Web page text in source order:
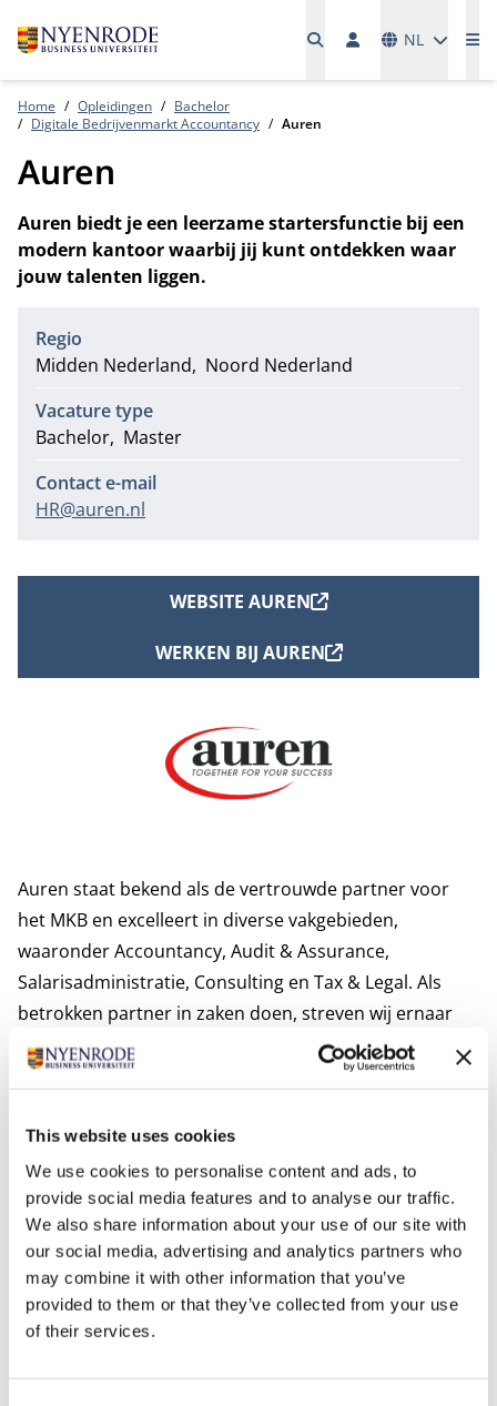
This website uses cookies
We use cookies to personalise content and ads, to
provide social media features and to analyse our traffic.
We also share information about your use of our site with
our social media, advertising and analytics partners who
may combine it with other information that you’ve
provided to them or that they’ve collected from your use
of their services.
NL
Home Opleidingen
Bachelor
Digitale Bedrijvenmarkt Accountancy
Auren
Auren
Auren biedt je een leerzame startersfunctie bij een
modern kantoor waarbij jij kunt ontdekken waar
jouw talenten liggen.
Regio
Midden Nederland
Noord Nederland
Vacature type
Bachelor Master
Contact e-mail
HR@auren.nl
WEBSITE AUREN
WERKEN BIJ AUREN
Auren staat bekend als de vertrouwde partner voor
het MKB en excelleert in diverse vakgebieden,
waaronder Accountancy, Audit & Assurance,
Salarisadministratie, Consulting en Tax & Legal. Als
betrokken partner in zaken doen, streven wij ernaar
onze klanten bij te staan in het behalen van hun
doelen. Heldere inzichten in financiële vraagstukken
rapportages en innovatieve oplossingen worden
geboden ter bevordering van een duurzame
bedrijfsvoering. Bij Auren staat centraal dat de
succesvolle groei van onze klanten voorop staat en
ons doel is om gezamenlijk te werken aan een solide
zakelijke toekomst.